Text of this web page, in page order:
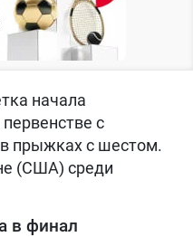
начала
с
прыжках с шестом.
(США) среди
в финал